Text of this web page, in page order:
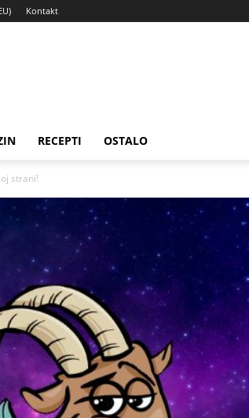
Kontakt
RECEPTI OSTALO
strani!